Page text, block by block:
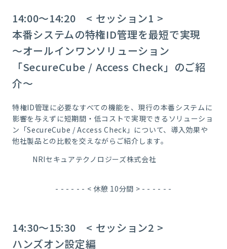
14:00～14:20 < セッション1 >
本番システムの特権ID管理を最短で実現
～オールインワンソリューション
「SecureCube / Access Check」のご紹
介～
特権ID管理に必要なすべての機能を、現行の本番システムに
影響を与えずに短期間・低コストで実現できるソリューショ
ン「SecureCube / Access Check」について、導入効果や
他社製品との比較を交えながらご紹介します。
NRIセキュアテクノロジーズ株式会社
- - - - - - < 休憩 10分間 > - - - - - -
14:30～15:30 < セッション2 >
ハンズオン設定編